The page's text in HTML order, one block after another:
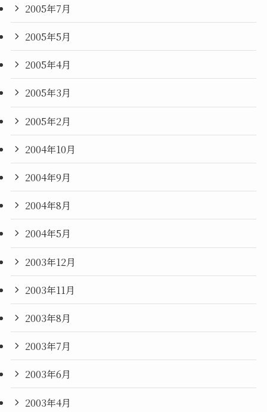
2005年7月
2005年5月
2005年4月
2005年3月
2005年2月
2004年10月
2004年9月
2004年8月
2004年5月
2003年12月
2003年11月
2003年8月
2003年7月
2003年6月
2003年4月